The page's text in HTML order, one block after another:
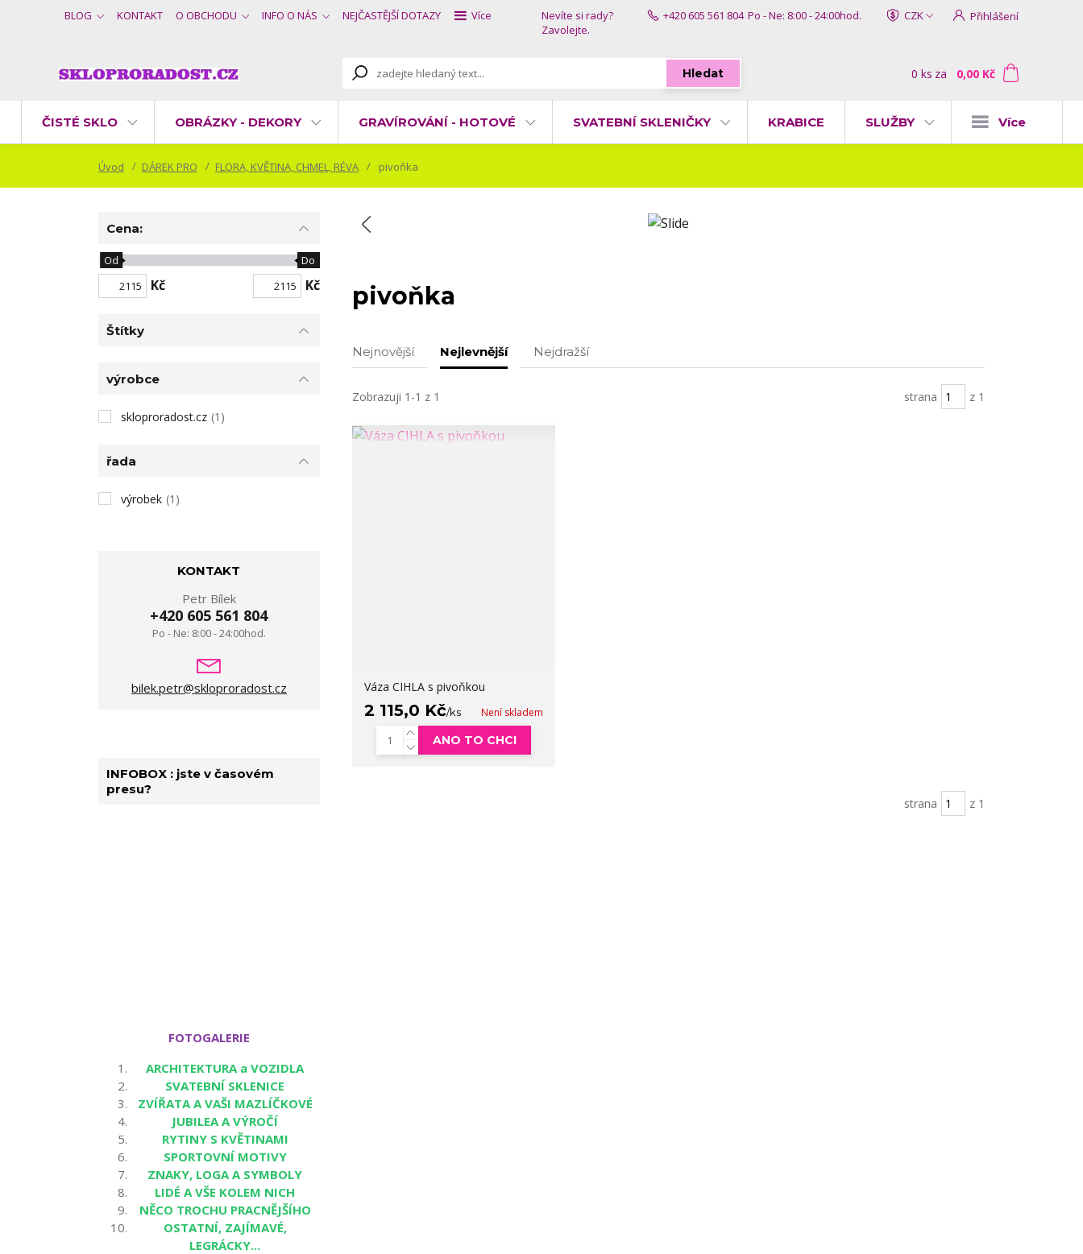
BLOG KONTAKT O OBCHODU INFO O NÁS NEJČASTĚJŠÍ DOTAZY Více CZK Přihlášení
Hledat
Nevíte si rady?
Zavolejte.
+420 605 561 804 Po - Ne: 8:00 - 24:00hod.
0 ks za 0,00 Kč
ČISTÉ SKLO OBRÁZKY - DEKORY GRAVÍROVÁNÍ - HOTOVÉ SVATEBNÍ SKLENIČKY KRABICE SLUŽBY Více
Úvod DÁREK PRO FLORA, KVĚTINA, CHMEL, RÉVA pivoňka
pivoňka
Nejnovější Nejlevnější Nejdražší
Zobrazuji 1-1 z 1 strana z 1
Váza CIHLA s pivoňkou
2 115,0 Kč/ks Není skladem
ANO TO CHCI
strana z 1
Cena:
Kč
Od Do
Kč
Štítky
výrobce
skloproradost.cz (1)
řada
výrobek (1)
KONTAKT
Petr Bílek
+420 605 561 804
Po - Ne: 8:00 - 24:00hod.
bilek.petr@skloproradost.cz
INFOBOX : jste v časovém
presu?
FOTOGALERIE
ARCHITEKTURA a VOZIDLA
SVATEBNÍ SKLENICE
ZVÍŘATA A VAŠI MAZLÍČKOVÉ
JUBILEA A VÝROČÍ
RYTINY S KVĚTINAMI
SPORTOVNÍ MOTIVY
ZNAKY, LOGA A SYMBOLY
LIDÉ A VŠE KOLEM NICH
NĚCO TROCHU PRACNĚJŠÍHO
OSTATNÍ, ZAJÍMAVÉ,
LEGRÁCKY...